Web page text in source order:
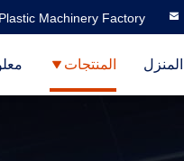
Machinery Factory
المنزل المنتجات